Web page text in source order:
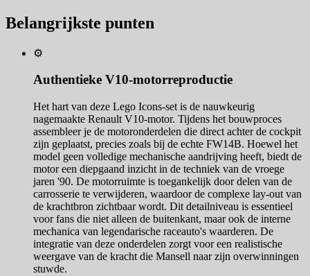
Belangrijkste punten
⚙️
Authentieke V10-motorreproductie
Het hart van deze Lego Icons-set is de nauwkeurig
nagemaakte Renault V10-motor. Tijdens het bouwproces
assembleer je de motoronderdelen die direct achter de cockpit
zijn geplaatst, precies zoals bij de echte FW14B. Hoewel het
model geen volledige mechanische aandrijving heeft, biedt de
motor een diepgaand inzicht in de techniek van de vroege
jaren '90. De motorruimte is toegankelijk door delen van de
carrosserie te verwijderen, waardoor de complexe lay-out van
de krachtbron zichtbaar wordt. Dit detailniveau is essentieel
voor fans die niet alleen de buitenkant, maar ook de interne
mechanica van legendarische raceauto's waarderen. De
integratie van deze onderdelen zorgt voor een realistische
weergave van de kracht die Mansell naar zijn overwinningen
stuwde.